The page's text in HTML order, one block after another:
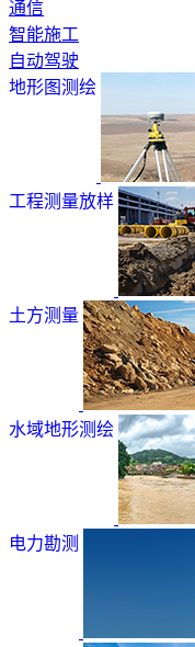
通信
智能施工
自动驾驶
地形图测绘
工程测量放样
土方测量
水域地形测绘
电力勘测